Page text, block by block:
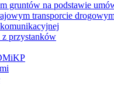
gruntów na podstawie
transporcie
z przystanków